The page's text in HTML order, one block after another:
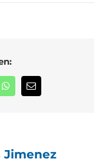
WhatsAppCorreo
Jimenez